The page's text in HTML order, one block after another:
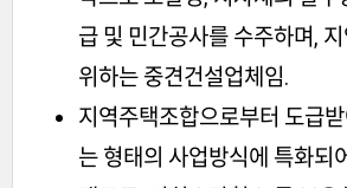
급 및 민간공사를 수주하며,
위하는 중견건설업체임.
지역주택조합으로부터 도급
는 형태의 사업방식에 특화되